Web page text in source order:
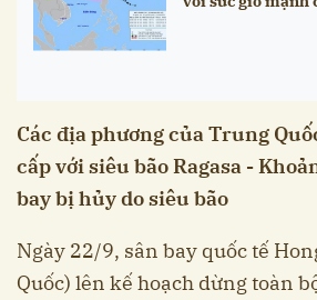
Các địa phương của Trung
cấp với siêu bão Ragasa -
bay bị hủy do siêu bão
Ngày 22/9, sân bay quốc tế
Quốc) lên kế hoạch dừng toàn